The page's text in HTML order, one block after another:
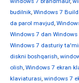
budilnik, Windows 7 Build
da parol mavjud,
Windows 7 dan
Windows 7 dasturiy
diskni boshqarish,
olish, Windows 7 ekran
klaviaturasi, windows 7